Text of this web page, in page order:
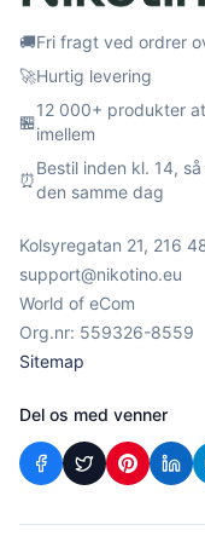
🚚Fri fragt ved ordrer
🚀Hurtig levering
🏪
12 000+ produkter
imellem
⏰
Bestil inden kl. 14,
den samme dag
Kolsyregatan 21, 216
support@nikotino.eu
World of eCom
Org.nr: 559326-8559
Sitemap
Del os med venner